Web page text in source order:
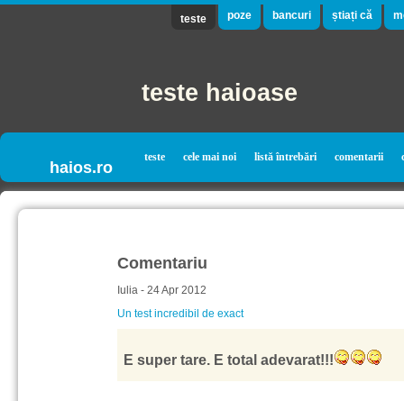
teste poze bancuri știați că
teste haioase
haios.ro
teste cele mai noi listă întrebări comentarii
Comentariu
Iulia - 24 Apr 2012
Un test incredibil de exact
E super tare. E total adevarat!!!